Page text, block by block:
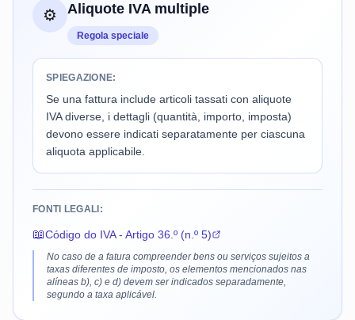
⚙️ Aliquote IVA multiple
Regola speciale
SPIEGAZIONE:
Se una fattura include articoli tassati con aliquote
IVA diverse, i dettagli (quantità, importo, imposta)
devono essere indicati separatamente per ciascuna
aliquota applicabile.
FONTI LEGALI:
📖Código do IVA - Artigo 36.º (n.º 5)
No caso de a fatura compreender bens ou serviços sujeitos a
taxas diferentes de imposto, os elementos mencionados nas
alíneas b), c) e d) devem ser indicados separadamente,
segundo a taxa aplicável.